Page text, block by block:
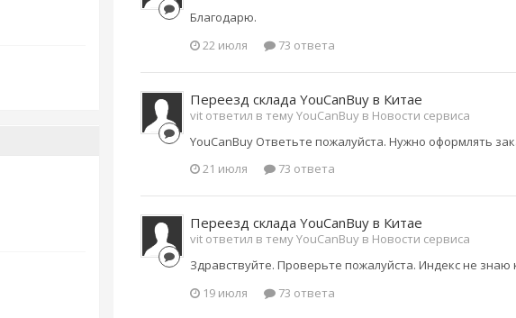
Благодарю.
22 июля
73 ответа
Переезд склада YouCanBuy в Китае
vit ответил в тему YouCanBuy в Новости сервиса
YouCanBuy Ответьте пожалуйста. Нужно оформлять
21 июля
73 ответа
Переезд склада YouCanBuy в Китае
vit ответил в тему YouCanBuy в Новости сервиса
Здравствуйте. Проверьте пожалуйста. Индекс не
19 июля
73 ответа